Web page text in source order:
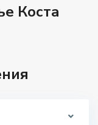
Коста